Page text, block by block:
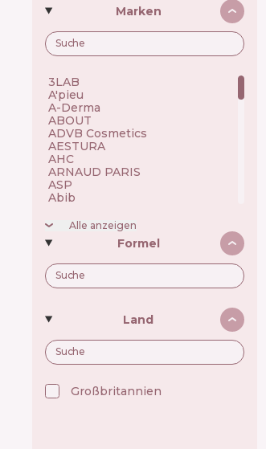
Marken
3LAB 🇺🇸
A'pieu 🇰🇷
A-Derma 🇫🇷
ABOUT 🇺🇦
ADVB Cosmetics 🇹🇷
AESTURA 🇰🇷
AHC 🇰🇷
ARNAUD PARIS 🇫🇷
ASP 🇬🇧
Abib 🇰🇷
Achroactive Max 🇧🇬
Acnemy 🇪🇸
Acure 🇺🇸
Acwell 🇰🇷
Ada Tina 🇧🇷
Aesop 🇦🇺
Alfaparf 🇮🇹
Allen Mak 🇧🇬
Allies of Skin 🇸🇬
Alpecin 🇩🇪
Alpha H 🇦🇺
Amway 🇺🇸
Anastasia Beverly Hills 🇺🇸
Alle anzeigen
Formel
Land
Großbritannien 🇬🇧